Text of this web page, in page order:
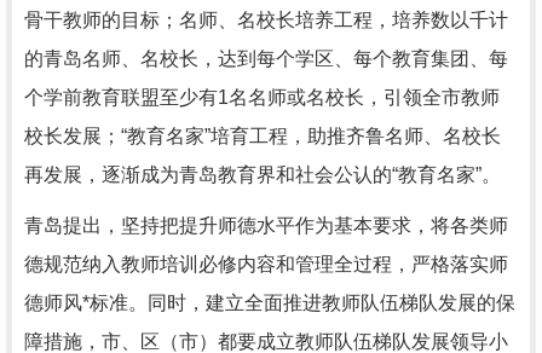
骨干教师的目标；名师、名校长培养工程，培养数以千计
的青岛名师、名校长，达到每个学区、每个教育集团、每
个学前教育联盟至少有1名名师或名校长，引领全市教师
校长发展；“教育名家”培育工程，助推齐鲁名师、名校长
再发展，逐渐成为青岛教育界和社会公认的“教育名家”。
青岛提出，坚持把提升师德水平作为基本要求，将各类师
德规范纳入教师培训必修内容和管理全过程，严格落实师
德师风*标准。同时，建立全面推进教师队伍梯队发展的保
障措施，市、区（市）都要成立教师队伍梯队发展领导小